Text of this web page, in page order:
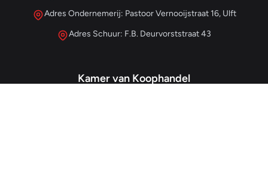
Adres Ondernemerij: Pastoor Vernooijstraat 16, Ulft
Adres Schuur: F.B. Deurvorststraat 43
Kamer van Koophandel